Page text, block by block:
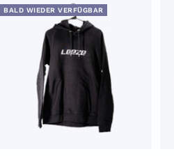
BALD WIEDER VERFÜGBAR